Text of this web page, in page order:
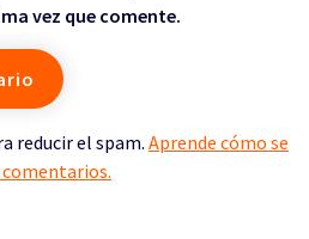
vez que comente.
reducir el spam. Aprende cómo se